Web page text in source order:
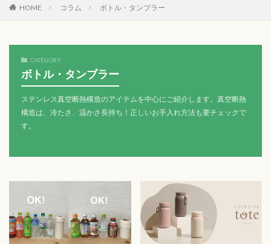
HOME コラム ボトル・タンブラー
CATEGORY
ボトル・タンブラー
ステンレス真空断熱構造のアイテムを中心にご紹介します。真空断熱
構造は、冷たさ、温かさ長持ち！正しいお手入れ方法も要チェックで
す。